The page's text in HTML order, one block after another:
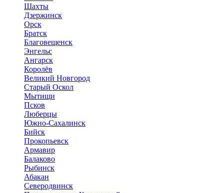
Шахты
Дзержинск
Орск
Братск
Благовещенск
Энгельс
Ангарск
Королёв
Великий Новгород
Старый Оскол
Мытищи
Псков
Люберцы
Южно-Сахалинск
Бийск
Прокопьевск
Армавир
Балаково
Рыбинск
Абакан
Северодвинск